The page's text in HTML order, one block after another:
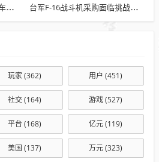
雨中的得力助手，女儿请吊车助父母快速收玉米 台军F-16战斗机采购面临挑战与困境
玩家(362) 用户 (451)
社交(164) 游戏(527)
平台 (168) 亿元(119)
美国 (137) 万元(323)